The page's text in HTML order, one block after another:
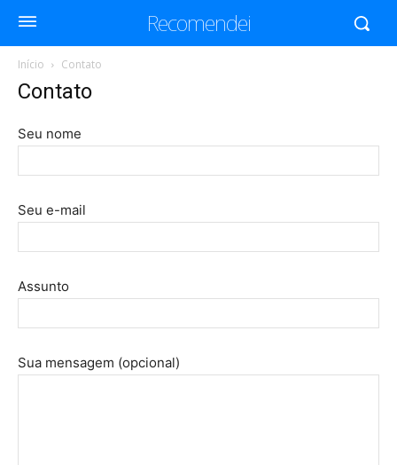
Recomendei
Início Contato
Contato
Seu nome
Seu e-mail
Assunto
Sua mensagem (opcional)